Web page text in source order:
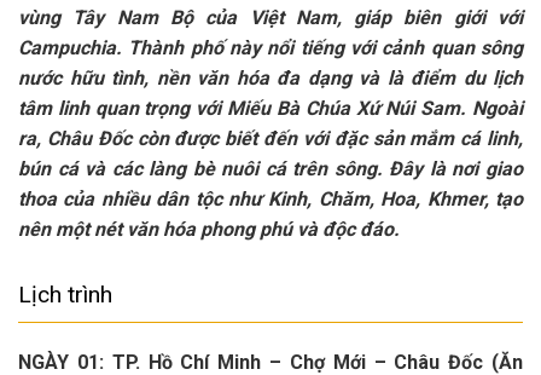
vùng Tây Nam Bộ của Việt Nam, giáp biên giới với
Campuchia. Thành phố này nổi tiếng với cảnh quan sông
nước hữu tình, nền văn hóa đa dạng và là điểm du lịch
tâm linh quan trọng với Miếu Bà Chúa Xứ Núi Sam. Ngoài
ra, Châu Đốc còn được biết đến với đặc sản mắm cá linh,
bún cá và các làng bè nuôi cá trên sông. Đây là nơi giao
thoa của nhiều dân tộc như Kinh, Chăm, Hoa, Khmer, tạo
nên một nét văn hóa phong phú và độc đáo.
Lịch trình
NGÀY 01:TP. Hồ Chí Minh – Chợ Mới – Châu Đốc (Ăn